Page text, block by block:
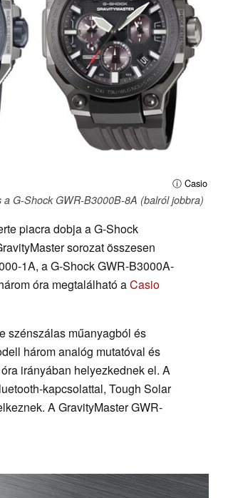
ⓘ Casio
G-Shock GWR-B3000B-8A (balról jobbra)
piacra dobja a G-Shock
sorozat összesen
1A, a G-Shock GWR-B3000A-
óra megtalálható aCasio
szénszálas műanyagból és
három analóg mutatóval és
irányában helyezkednek el. A
kapcsolattal, Tough Solar
A GravityMaster GWR-